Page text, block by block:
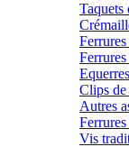
Taquets
Ferrures
Clips
Autres
Vis